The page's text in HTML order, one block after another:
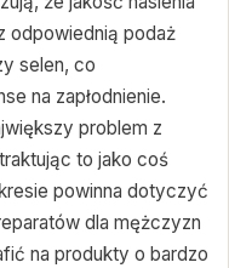
odpowiednią podaż
selen, co
na zapłodnienie.
problem z
to jako coś
powinna dotyczyć
dla mężczyzn
na produkty o bardzo